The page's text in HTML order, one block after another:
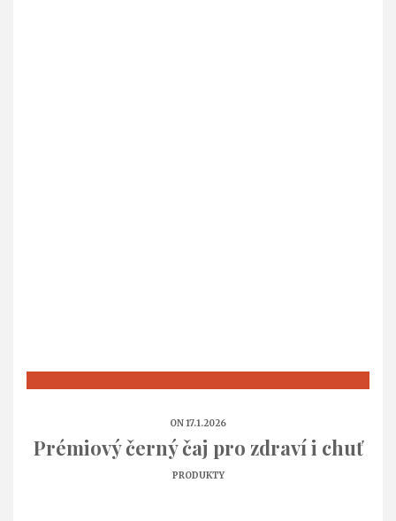
ON 17.1.2026
Prémiový černý čaj pro zdraví i chuť
PRODUKTY